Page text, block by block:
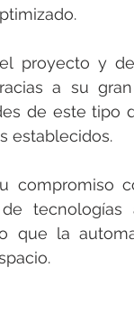
proyecto y
a su
de este tipo
establecidos.
compromiso
tecnologías
que la